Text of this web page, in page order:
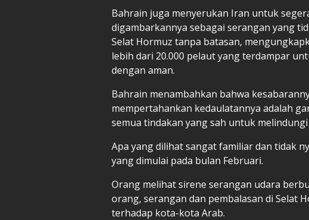
Bahrain juga menyerukan Iran untuk
digambarkannya sebagai serangan yang
Selat Hormuz tanpa batasan,
lebih dari 20.000 pelaut yang terdampar
dengan aman.
Bahrain menambahkan bahwa
mempertahankan kedaulatannya adalah
semua tindakan yang sah untuk
Apa yang dilihat sangat familiar dan tidak
yang dimulai pada bulan Februari.
Orang melihat sirene serangan udara
orang, serangan dan pembalasan di Selat
terhadap kota-kota Arab.